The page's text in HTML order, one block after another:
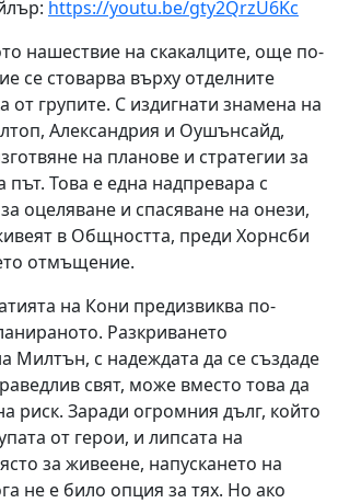
https://youtu.be/gty2QrzU6Kc
нашествие на скакалците, още по-
се стоварва върху отделните
от групите. С издигнати знамена на
Александрия и Оушънсайд,
на планове и стратегии за
път. Това е една надпревара с
оцеляване и спасяване на онези,
в Общността, преди Хорнсби
отмъщение.
на Кони предизвиква по-
Разкриването
Милтън, с надеждата да се създаде
свят, може вместо това да
риск. Заради огромния дълг, който
от герои, и липсата на
за живеене, напускането на
не е било опция за тях. Но ако